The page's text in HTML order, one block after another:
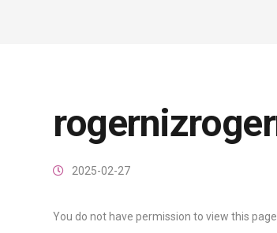
2025-02-27
You do not have permission to view this page.